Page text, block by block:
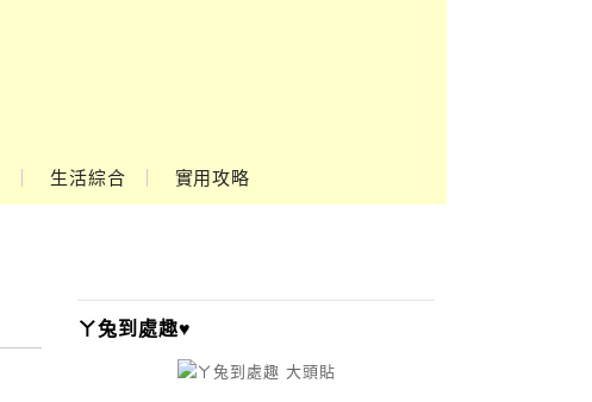
生活綜合 實用攻略
ㄚ兔到處趣♥